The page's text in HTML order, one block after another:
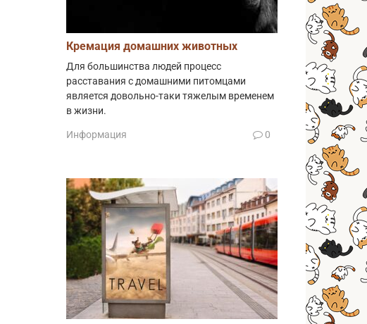
Кремация домашних животных
Для большинства людей процесс
расставания с домашними питомцами
является довольно-таки тяжелым временем
в жизни.
Информация 0